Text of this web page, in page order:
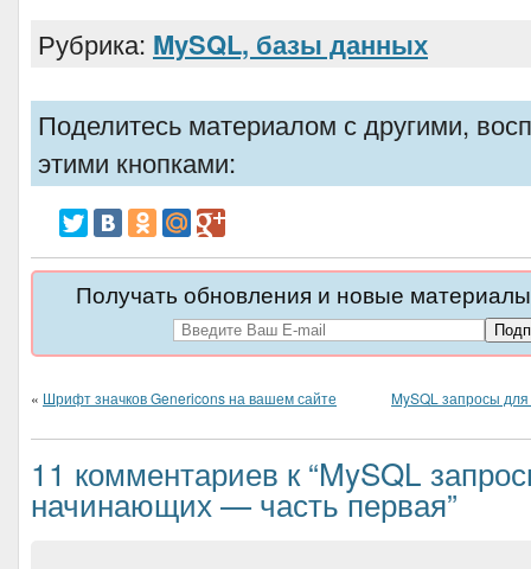
Рубрика: MySQL, базы данных
Поделитесь материалом с другими,
этими кнопками:
Получать обновления и новые
« Шрифт значков Genericons на вашем сайте MySQL запросы
11 комментариев к “MySQL
начинающих — часть первая”